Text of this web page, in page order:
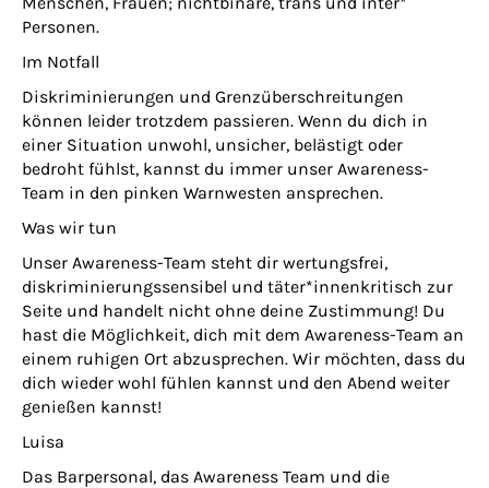
Personen.
Im Notfall
Diskriminierungen und Grenzüberschreitungen
können leider trotzdem passieren. Wenn du dich in
einer Situation unwohl, unsicher, belästigt oder
bedroht fühlst, kannst du immer unser Awareness-
Team in den pinken Warnwesten ansprechen.
Was wir tun
Unser Awareness-Team steht dir wertungsfrei,
diskriminierungssensibel und täter*innenkritisch zur
Seite und handelt nicht ohne deine Zustimmung! Du
hast die Möglichkeit, dich mit dem Awareness-Team an
einem ruhigen Ort abzusprechen. Wir möchten, dass du
dich wieder wohl fühlen kannst und den Abend weiter
genießen kannst!
Luisa
Das Barpersonal, das Awareness Team und die